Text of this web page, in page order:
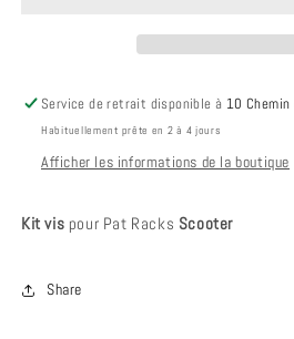
Service de retrait disponible à 10
Habituellement prête en 2 à 4 jours
Afficher les informations de la boutique
Kit vis pour Pat Racks Scooter
Share